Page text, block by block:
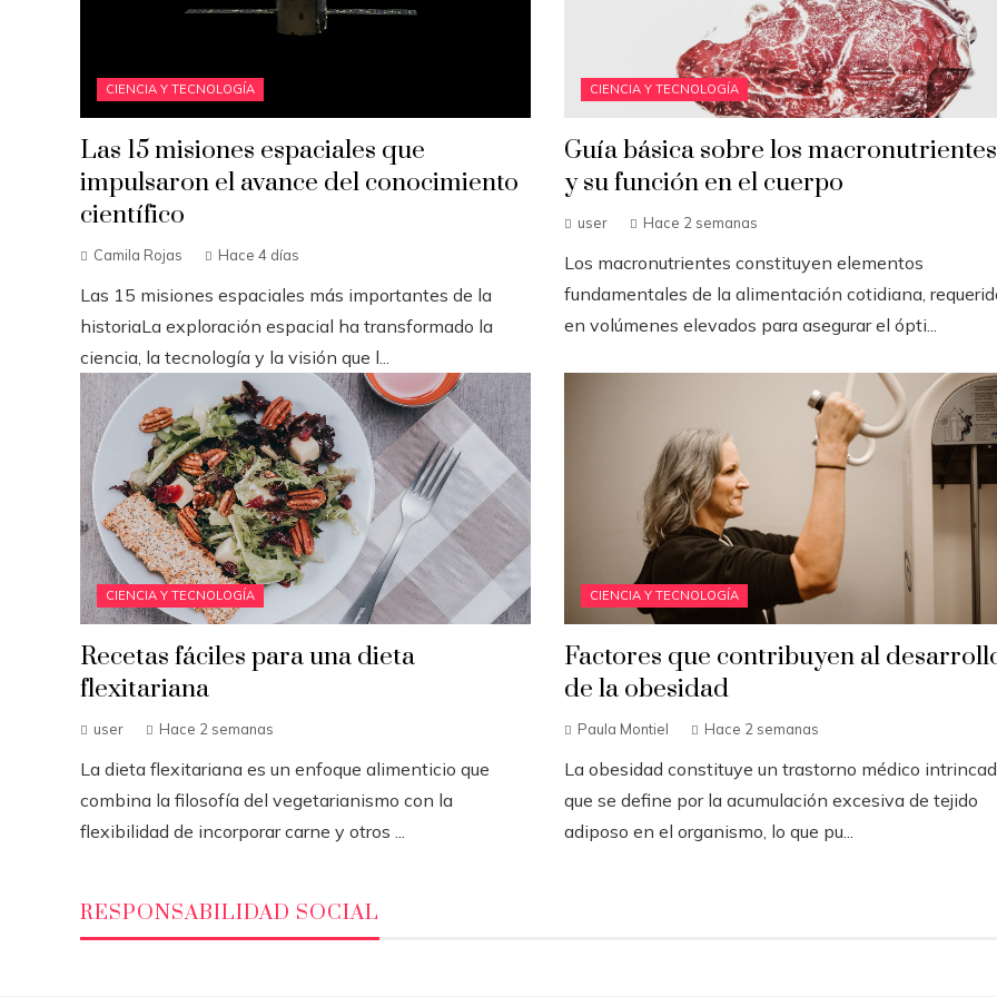
CIENCIA Y TECNOLOGÍA
Las 15 misiones espaciales que
impulsaron el avance del conocimiento
científico
Camila Rojas Hace 4 días
Las 15 misiones espaciales más importantes de la
historiaLa exploración espacial ha transformado la
ciencia, la tecnología y la visión que l...
CIENCIA Y TECNOLOGÍA
Guía básica sobre los macronutrientes
y su función en el cuerpo
user Hace 2 semanas
Los macronutrientes constituyen elementos
fundamentales de la alimentación cotidiana,
en volúmenes elevados para asegurar el ópti...
CIENCIA Y TECNOLOGÍA
Recetas fáciles para una dieta
flexitariana
user Hace 2 semanas
La dieta flexitariana es un enfoque alimenticio que
combina la filosofía del vegetarianismo con la
flexibilidad de incorporar carne y otros ...
CIENCIA Y TECNOLOGÍA
Factores que contribuyen al
de la obesidad
Paula Montiel Hace 2 semanas
La obesidad constituye un trastorno médico
que se define por la acumulación excesiva de tejido
adiposo en el organismo, lo que pu...
RESPONSABILIDAD SOCIAL